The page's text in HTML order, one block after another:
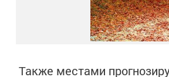
Также местами